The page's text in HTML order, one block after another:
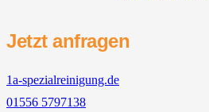
Jetzt anfragen
1a-spezialreinigung.de
01556 5797138